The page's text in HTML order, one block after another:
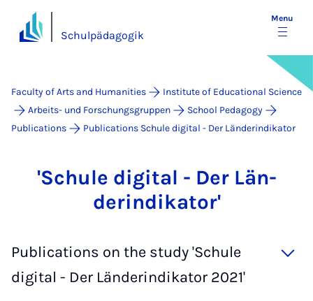
Schulpädagogik
Menu
Faculty of Arts and Humanities
Institute of Educational Science
Arbeits- und Forschungsgruppen
School Pedagogy
Publications
Publications Schule digital - Der Länderindikator
'Schule di­git­al - Der Län­
der­indikat­or'
Publications on the study 'Schule
digital - Der Länderindikator 2021'